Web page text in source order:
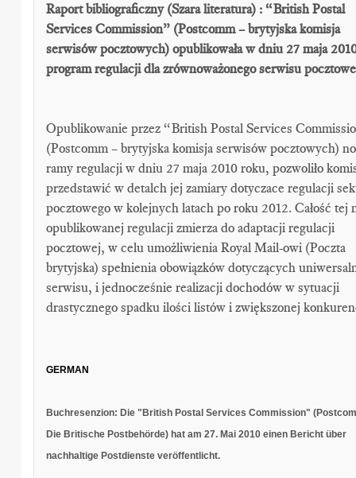
Raport bibliograficzny (Szara literatura) : “British Postal
Services Commission” (Postcomm – brytyjska komisja
serwisów pocztowych) opublikowała w dniu 27 maja
program regulacji dla zrównoważonego serwisu
Opublikowanie przez “British Postal Services
(Postcomm – brytyjska komisja serwisów pocztowych)
ramy regulacji w dniu 27 maja 2010 roku, pozwoliło
przedstawić w detalch jej zamiary dotyczace regulacji
pocztowego w kolejnych latach po roku 2012. Całość tej
opublikowanej regulacji zmierza do adaptacji regulacji
pocztowej, w celu umożliwienia Royal Mail-owi (Poczta
brytyjska) spełnienia obowiązków dotyczących
serwisu, i jednocześnie realizacji dochodów w sytuacji
drastycznego spadku ilości listów i zwiększonej
GERMAN
Buchresenzion: Die "British Postal Services Commission"
Die Britische Postbehörde) hat am 27. Mai 2010 einen Bericht über
nachhaltige Postdienste veröffentlicht.